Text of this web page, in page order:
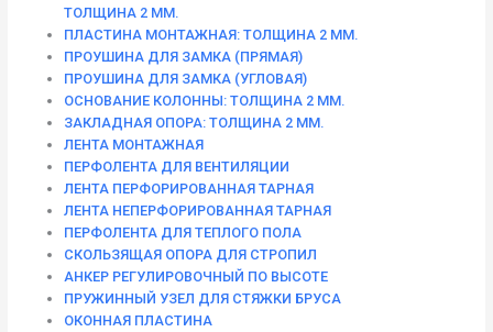
ТОЛЩИНА 2 ММ.
ПЛАСТИНА МОНТАЖНАЯ: ТОЛЩИНА 2 ММ.
ПРОУШИНА ДЛЯ ЗАМКА (ПРЯМАЯ)
ПРОУШИНА ДЛЯ ЗАМКА (УГЛОВАЯ)
ОСНОВАНИЕ КОЛОННЫ: ТОЛЩИНА 2 ММ.
ЗАКЛАДНАЯ ОПОРА: ТОЛЩИНА 2 ММ.
ЛЕНТА МОНТАЖНАЯ
ПЕРФОЛЕНТА ДЛЯ ВЕНТИЛЯЦИИ
ЛЕНТА ПЕРФОРИРОВАННАЯ ТАРНАЯ
ЛЕНТА НЕПЕРФОРИРОВАННАЯ ТАРНАЯ
ПЕРФОЛЕНТА ДЛЯ ТЕПЛОГО ПОЛА
СКОЛЬЗЯЩАЯ ОПОРА ДЛЯ СТРОПИЛ
АНКЕР РЕГУЛИРОВОЧНЫЙ ПО ВЫСОТЕ
ПРУЖИННЫЙ УЗЕЛ ДЛЯ СТЯЖКИ БРУСА
ОКОННАЯ ПЛАСТИНА